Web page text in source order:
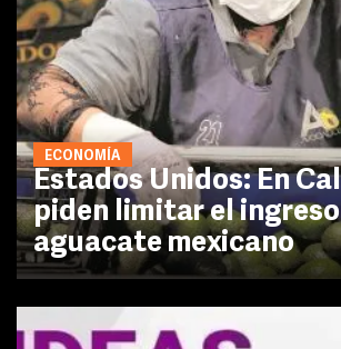
ECONOMÍA
Estados Unidos: En
piden limitar el
aguacate mexicano